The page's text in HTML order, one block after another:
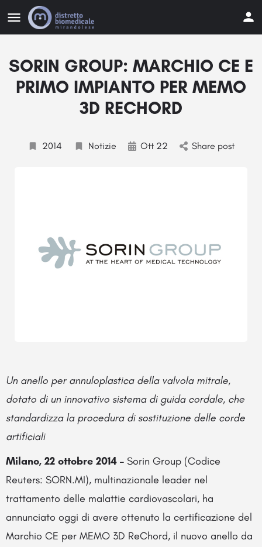
SORIN GROUP: MARCHIO CE E
PRIMO IMPIANTO PER MEMO
3D RECHORD
2014 Notizie Ott 22 Share post
Un anello per annuloplastica della valvola mitrale,
dotato di un innovativo sistema di guida cordale, che
standardizza la procedura di sostituzione delle corde
artificiali
Milano, 22 ottobre 2014 – Sorin Group (Codice
Reuters: SORN.MI), multinazionale leader nel
trattamento delle malattie cardiovascolari, ha
annunciato oggi di avere ottenuto la certificazione del
Marchio CE per MEMO 3D ReChord, il nuovo anello da